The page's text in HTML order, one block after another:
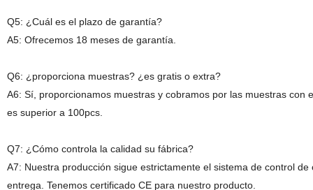
Q5: ¿Cuál es el plazo de garantía?
A5: Ofrecemos 18 meses de garantía.
Q6: ¿proporciona muestras? ¿es gratis o extra?
A6: Sí, proporcionamos muestras y cobramos por las muestras
es superior a 100pcs.
Q7: ¿Cómo controla la calidad su fábrica?
A7: Nuestra producción sigue estrictamente el sistema de control
entrega. Tenemos certificado CE para nuestro producto.